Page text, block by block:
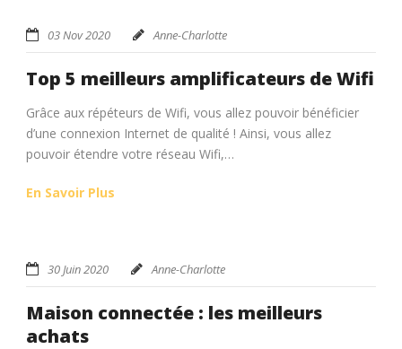
03 Nov 2020 Anne-Charlotte
Top 5 meilleurs amplificateurs de Wifi
Grâce aux répéteurs de Wifi, vous allez pouvoir bénéficier
d’une connexion Internet de qualité ! Ainsi, vous allez
pouvoir étendre votre réseau Wifi,…
En Savoir Plus
30 Juin 2020 Anne-Charlotte
Maison connectée : les meilleurs
achats